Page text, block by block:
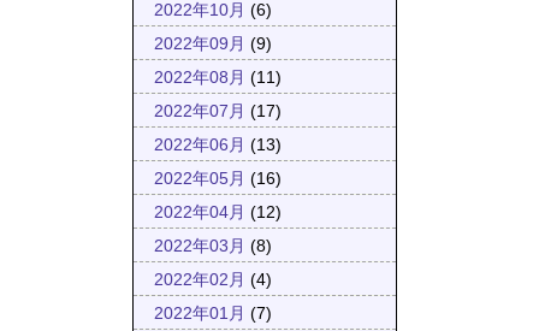
2022年10月 (6)
2022年09月 (9)
2022年08月 (11)
2022年07月 (17)
2022年06月 (13)
2022年05月 (16)
2022年04月 (12)
2022年03月 (8)
2022年02月 (4)
2022年01月 (7)